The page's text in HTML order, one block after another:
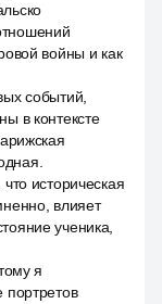
войны и как
событий,
в контексте
историческая
влияет
ученика,
я
портретов